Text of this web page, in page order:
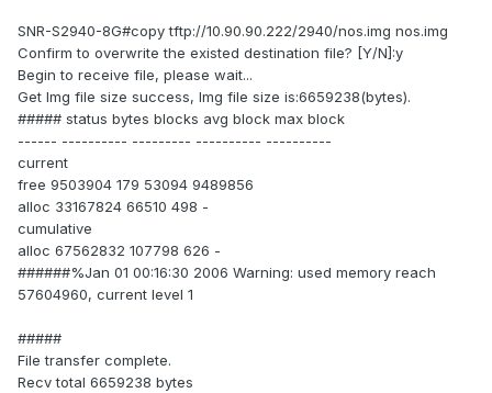
SNR-S2940-8G#copy tftp://10.90.90.222/2940/nos.img nos.img
Confirm to overwrite the existed destination file? [Y/N]:y
Begin to receive file, please wait...
Get Img file size success, Img file size is:6659238(bytes).
##### status bytes blocks avg block max block
------ ---------- --------- ---------- ----------
current
free 9503904 179 53094 9489856
alloc 33167824 66510 498 -
cumulative
alloc 67562832 107798 626 -
######%Jan 01 00:16:30 2006 Warning: used memory reach
57604960, current level 1
#####
File transfer complete.
Recv total 6659238 bytes